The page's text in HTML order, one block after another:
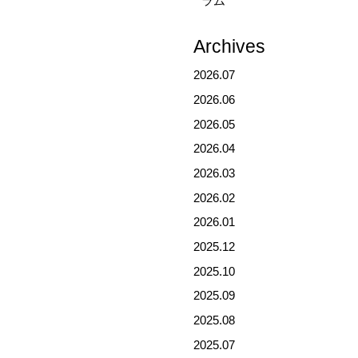
Archives
2026.07
2026.06
2026.05
2026.04
2026.03
2026.02
2026.01
2025.12
2025.10
2025.09
2025.08
2025.07